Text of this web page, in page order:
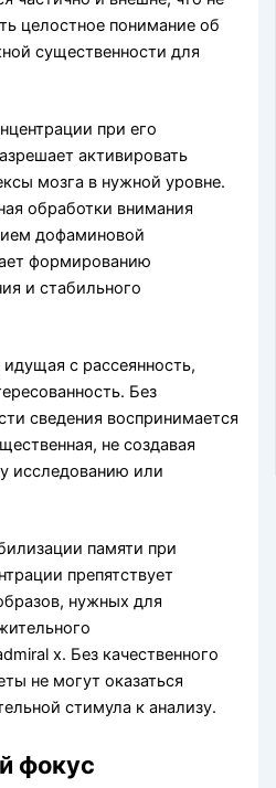
целостное понимание об
существенности для
при его
активировать
мозга в нужной уровне.
обработки внимания
дофаминовой
формированию
и стабильного
с рассеянность,
Без
сведения воспринимается
не создавая
исследованию или
памяти при
препятствует
нужных для
x. Без качественного
не могут оказаться
стимула к анализу.
фокус